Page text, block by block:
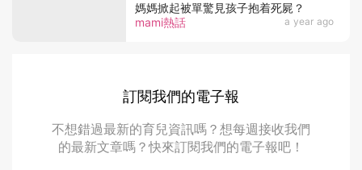
mami熱話 a year ago
媽媽掀起被單驚見孩子抱着死屍？
訂閱我們的電子報
不想錯過最新的育兒資訊嗎？想每週接收我們
的最新文章嗎？快來訂閱我們的電子報吧！